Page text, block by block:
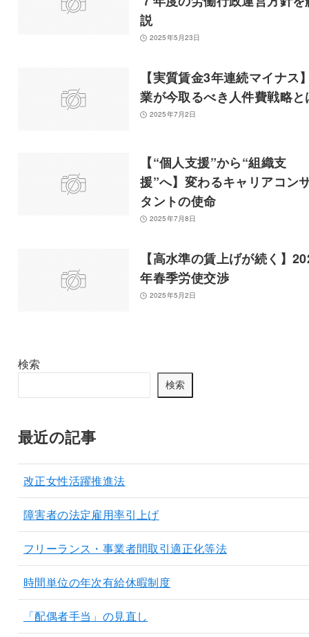
説
2025年5月23日
【実質賃金3年連続マイナス
業が今取るべき人件費戦略と
2025年7月2日
【“個人支援”から“組織支
援”へ】変わるキャリアコン
タントの使命
2025年7月8日
【高水準の賃上げが続く】
年春季労使交渉
2025年5月2日
検索
検索
最近の記事
改正女性活躍推進法
障害者の法定雇用率引上げ
フリーランス・事業者間取引適正化等法
時間単位の年次有給休暇制度
「配偶者手当」の見直し